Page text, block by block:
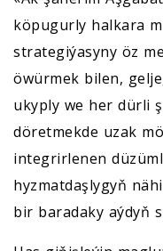
köpugurly halkara
strategiýasyny öz
öwürmek bilen,
ukyply we her dürli
döretmekde uzak
integrirlenen
hyzmatdaşlygyň
bir baradaky aýdyň